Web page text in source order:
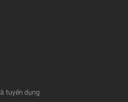
tuyển dụng